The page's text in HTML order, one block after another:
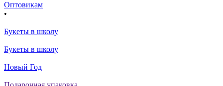
Оптовикам
•
Букеты в школу
Букеты в школу
Новый Год